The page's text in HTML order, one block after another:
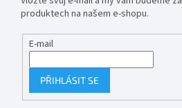
produktech na našem e-shopu.
E-mail
PŘIHLÁSIT SE